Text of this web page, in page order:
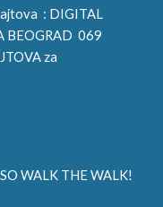
: DIGITAL
BEOGRAD 069
za
WALK THE WALK!